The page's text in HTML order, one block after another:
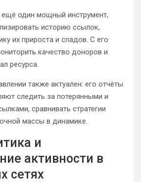
один мощный инструмент,
историю ссылок,
их прироста и спадов. С его
качество доноров и
ресурса.
также актуален: его отчёты
следить за потерянными и
сравнивать стратегии
массы в динамике.
и
активности в
сетях